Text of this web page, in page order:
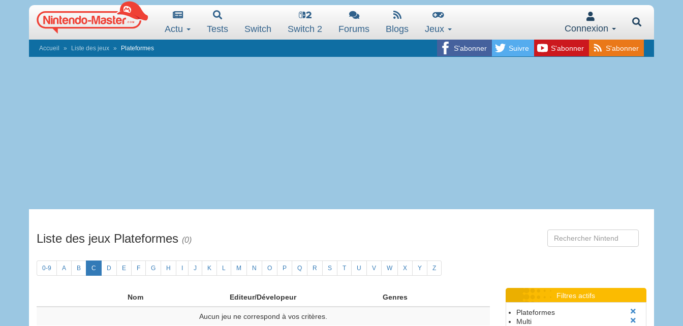
Actu Tests Switch Switch 2 Forums Blogs Jeux Connexion
S'abonner Suivre S'abonner S'abonner
Accueil Liste des jeux Plateformes
Liste des jeux Plateformes (0)
0-9 A B C D E F G H J K L M N O P Q R S T U V W X Y Z
Nom Editeur/Dévelopeur Genres
Aucun jeu ne correspond à vos critères.
Filtres actifs
Plateformes
Multi